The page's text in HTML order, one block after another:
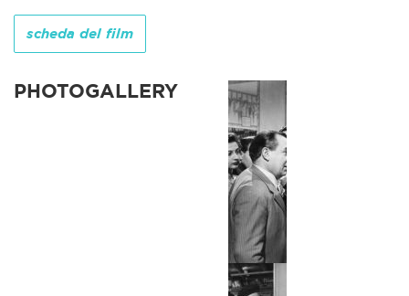
scheda del film
PHOTOGALLERY